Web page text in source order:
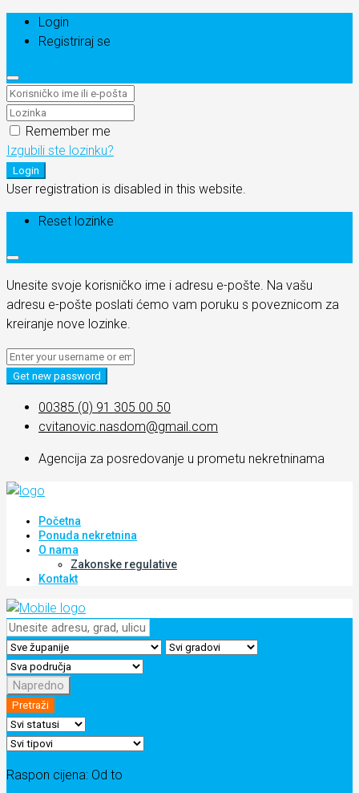
Login
Registriraj se
Remember me
Izgubili ste lozinku?
Login
User registration is disabled in this website.
Reset lozinke
Unesite svoje korisničko ime i adresu e-pošte. Na vašu
adresu e-pošte poslati ćemo vam poruku s poveznicom za
kreiranje nove lozinke.
Get new password
00385 (0) 91 305 00 50
cvitanovic.nasdom@gmail.com
Agencija za posredovanje u prometu nekretninama
Početna
Ponuda nekretnina
O nama
Zakonske regulative
Kontakt
Napredno
Pretraži
Raspon cijena: Od to